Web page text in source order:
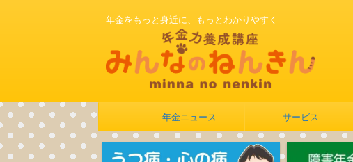
年金をもっと身近に、もっとわかりやすく
年金ニュース サービス